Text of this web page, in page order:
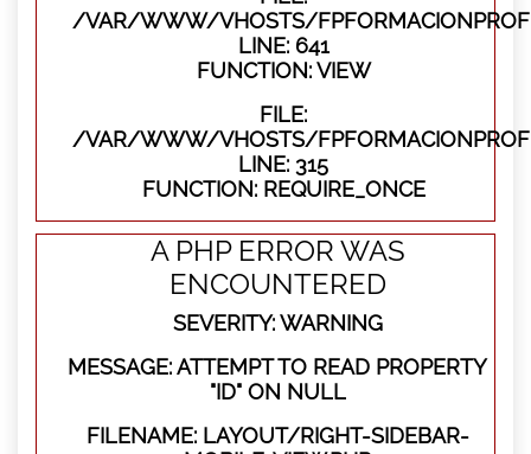
/VAR/WWW/VHOSTS/
LINE: 641
FUNCTION: VIEW
FILE:
/VAR/WWW/VHOSTS/
LINE: 315
FUNCTION: REQUIRE_ONCE
A PHP ERROR WAS
ENCOUNTERED
SEVERITY: WARNING
MESSAGE: ATTEMPT TO READ PROPERTY
"ID" ON NULL
FILENAME: LAYOUT/RIGHT-SIDEBAR-